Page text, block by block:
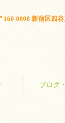
160-0008 新宿区
ブログ